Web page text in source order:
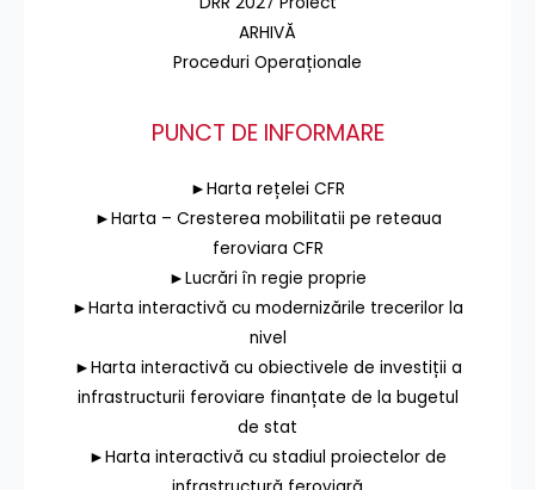
ARHIVĂ
Proceduri Operaționale
PUNCT DE INFORMARE
►Harta rețelei CFR
►Harta – Cresterea mobilitatii pe reteaua
feroviara CFR
►Lucrări în regie proprie
►Harta interactivă cu modernizările trecerilor la
nivel
►Harta interactivă cu obiectivele de investiții a
infrastructurii feroviare finanțate de la bugetul
de stat
►Harta interactivă cu stadiul proiectelor de